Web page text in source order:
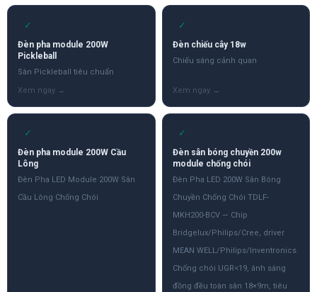
✓
Đèn pha module 200W
Pickleball
Sân Pickleball tiêu chuẩn
✓
Đèn chiếu cây 18w
Chiếu sáng cảnh quan
✓
Đèn pha module 200W Cầu
Lông
Đèn Pha LED Module 200W Sân
Cầu Lông Chống Chói
✓
Đèn sân bóng chuyền 200w
module chống chói
Đèn Pha LED 200W Sân Bóng
Chuyền Chống Chói TDLF-
MKH200-BCV — Chip
Bridgelux/Philips/Cree, driver
MEAN WELL/Philips/Inventronics.
Chống chói UGR<19, ánh sáng
đồng đều toàn sân 18×9m, tiêu